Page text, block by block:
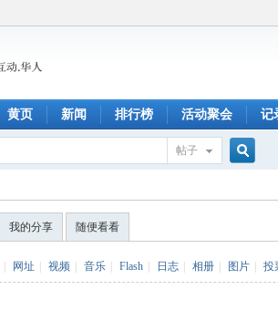
黄页 新闻 排行榜 活动聚会 记
帖子
我的分享 随便看看
网址 视频 音乐 Flash 日志 相册 图片 投